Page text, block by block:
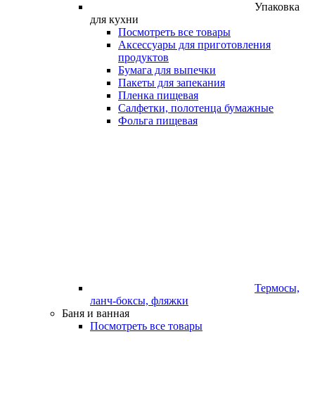
Упаковка
для кухни
Посмотреть все товары
Аксессуары для приготовления
продуктов
Бумага для выпечки
Пакеты для запекания
Пленка пищевая
Салфетки, полотенца бумажные
Фольга пищевая
Термосы,
ланч-боксы, фляжки
Баня и ванная
Посмотреть все товары